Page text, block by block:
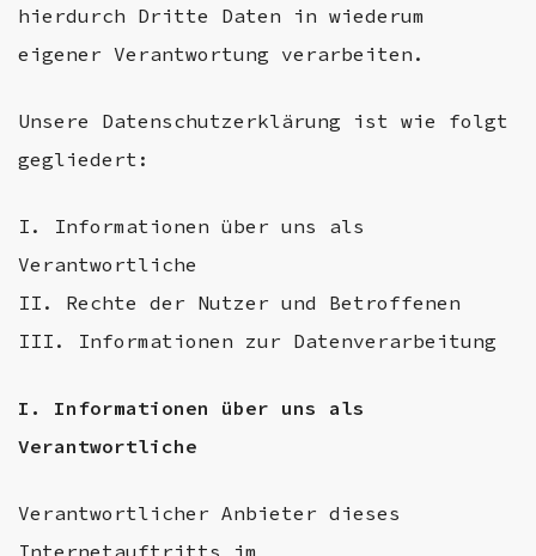
hierdurch Dritte Daten in wiederum
eigener Verantwortung verarbeiten.
Unsere Datenschutzerklärung ist wie folgt
gegliedert:
I. Informationen über uns als
Verantwortliche
II. Rechte der Nutzer und Betroffenen
III. Informationen zur Datenverarbeitung
I. Informationen über uns als
Verantwortliche
Verantwortlicher Anbieter dieses